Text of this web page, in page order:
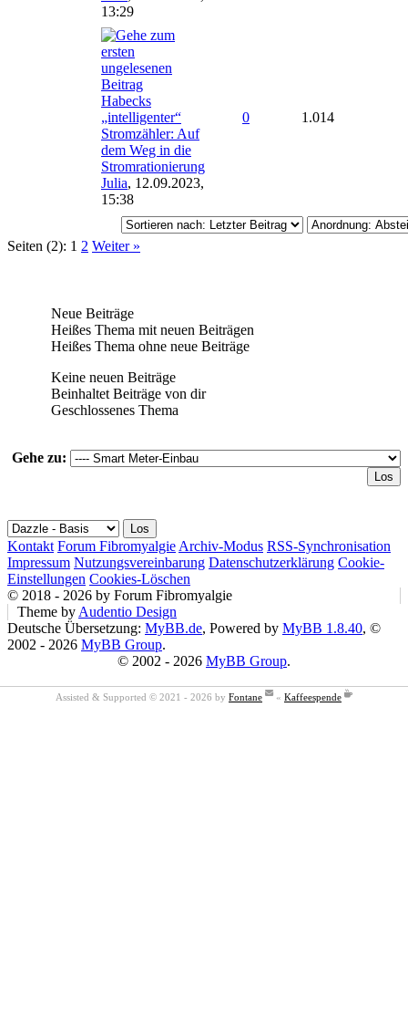
13:29
Habecks
„intelligenter“
Stromzähler: Auf
dem Weg in die
Stromrationierung
Julia, 12.09.2023,
15:38
0 1.014
Seiten (2): 1 2 Weiter »
Neue Beiträge
Heißes Thema mit neuen Beiträgen
Heißes Thema ohne neue Beiträge
Keine neuen Beiträge
Beinhaltet Beiträge von dir
Geschlossenes Thema
Gehe zu:
Kontakt Forum Fibromyalgie Archiv-Modus RSS-Synchronisation
Impressum Nutzungsvereinbarung Datenschutzerklärung Cookie-
Einstellungen Cookies-Löschen
© 2018 - 2026 by Forum Fibromyalgie
Theme by Audentio Design
Deutsche Übersetzung: MyBB.de, Powered by MyBB 1.8.40, ©
2002 - 2026 MyBB Group.
© 2002 - 2026 MyBB Group.
Assisted & Supported © 2021 - 2026 by Fontane « Kaffeespende